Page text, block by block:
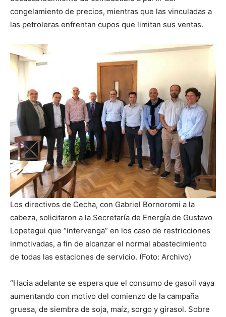
congelamiento de precios, mientras que las vinculadas a
las petroleras enfrentan cupos que limitan sus ventas.
Los directivos de Cecha, con Gabriel Bornoromi a la
cabeza, solicitaron a la Secretaría de Energía de Gustavo
Lopetegui que “intervenga” en los caso de restricciones
inmotivadas, a fin de alcanzar el normal abastecimiento
de todas las estaciones de servicio. (Foto: Archivo)
“Hacia adelante se espera que el consumo de gasoil vaya
aumentando con motivo del comienzo de la campaña
gruesa, de siembra de soja, maíz, sorgo y girasol. Sobre